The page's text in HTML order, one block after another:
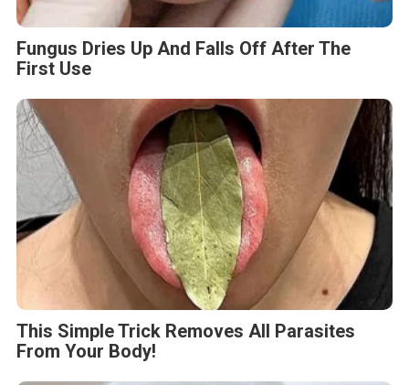
Fungus Dries Up And Falls Off After The
First Use
This Simple Trick Removes All Parasites
From Your Body!